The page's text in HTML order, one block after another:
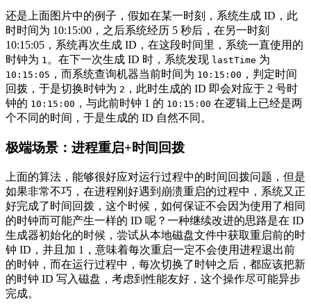
还是上面图片中的例子，假如在某一时刻，系统生成 ID，此
时时间为 10:15:00，之后系统经历 5 秒后，在另一时刻
10:15:05，系统再次生成 ID，在这段时间里，系统一直使用的
时钟为 1 。在下一次生成 ID 时，系统发现 lastTime 为
10:15:05 ，而系统查询机器当前时间为 10:15:00 ，判定时间
回拨，于是切换时钟为 2 ，此时生成的 ID 即会对应于 2 号时
钟的 10:15:00 ，与此前时钟 1 的 10:15:00 在逻辑上已经是两
个不同的时间，于是生成的 ID 自然不同。
极端场景：进程重启+时间回拨
上面的算法，能够很好应对运行过程中的时间回拨问题，但是
如果非常不巧，在进程刚好遇到崩溃重启的过程中，系统又正
好完成了时间回拨，这个时候，如何保证不会因为使用了相同
的时钟而可能产生一样的 ID 呢？一种继续改进的思路是在 ID
生成器初始化的时候，尝试从本地磁盘文件中获取重启前的时
钟 ID，并且加 1，意味着每次重启一定不会使用进程退出前
的时钟，而在运行过程中，每次切换了时钟之后，都应该把新
的时钟 ID 写入磁盘，考虑到性能友好，这个操作尽可能异步
完成。